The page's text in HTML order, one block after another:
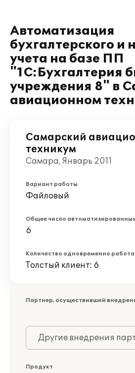
Автоматизация
бухгалтерского и
учета на базе ПП
"1С:Бухгалтерия
учреждения 8" в
авиационном
Самарский
техникум
Самара, Январь 2011
Вариант работы
Файловый
Общее число
6
Количество одновременно
Толстый клиент: 6
Партнер, осуществивший
Другие внедрения
Продукт